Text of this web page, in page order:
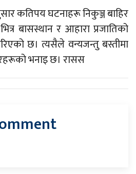
कतिपय घटनाहरू निकुञ्ज बाहिर
बासस्थान र आहारा प्रजातिको
छ। त्यसैले वन्यजन्तु बस्तीमा
भनाइ छ। रासस